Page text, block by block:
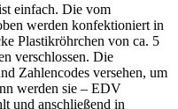
einfach. Die vom
werden konfektioniert in
Plastikröhrchen von ca. 5
verschlossen. Die
Zahlencodes versehen, um
werden sie – EDV
und anschließend in